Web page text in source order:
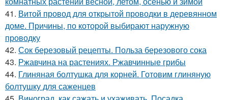
41. Витой провод для открытой проводки в деревянном
доме. Причины, по которой выбирают наружную
проводку
42. Сок березовый рецепты. Польза березового сока
43. Ржавчина на растениях. Ржавчинные грибы
44. Глиняная болтушка для корней. Готовим глиняную
болтушку для саженцев